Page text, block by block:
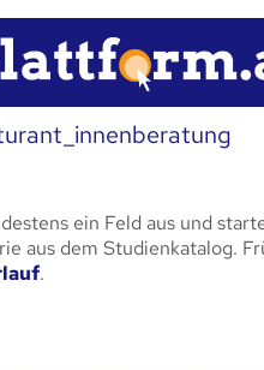
ein Feld aus und
aus dem Studienkatalog.
.